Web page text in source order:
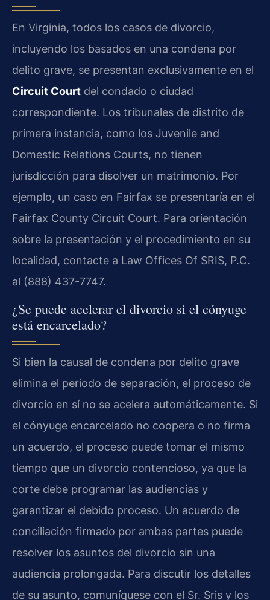
En Virginia, todos los casos de divorcio,
incluyendo los basados en una condena por
delito grave, se presentan exclusivamente en el
Circuit Court del condado o ciudad
correspondiente. Los tribunales de distrito de
primera instancia, como los Juvenile and
Domestic Relations Courts, no tienen
jurisdicción para disolver un matrimonio. Por
ejemplo, un caso en Fairfax se presentaría en el
Fairfax County Circuit Court. Para orientación
sobre la presentación y el procedimiento en su
localidad, contacte a Law Offices Of SRIS, P.C.
al (888) 437-7747.
¿Se puede acelerar el divorcio si el cónyuge
está encarcelado?
Si bien la causal de condena por delito grave
elimina el período de separación, el proceso de
divorcio en sí no se acelera automáticamente. Si
el cónyuge encarcelado no coopera o no firma
un acuerdo, el proceso puede tomar el mismo
tiempo que un divorcio contencioso, ya que la
corte debe programar las audiencias y
garantizar el debido proceso. Un acuerdo de
conciliación firmado por ambas partes puede
resolver los asuntos del divorcio sin una
audiencia prolongada. Para discutir los detalles
de su asunto, comuníquese con el Sr. Sris y los